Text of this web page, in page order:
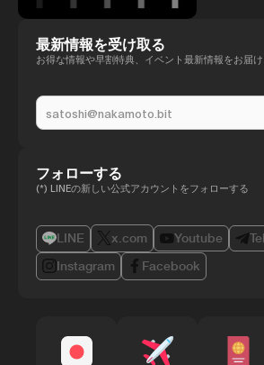
最新情報を受け取る
お得な情報や早割特典、イベント最新情報をお届
フォローする
(*) LINEの新しい公式アカウントをフォローする
LINE x.com Youtube
Instagram
Facebook